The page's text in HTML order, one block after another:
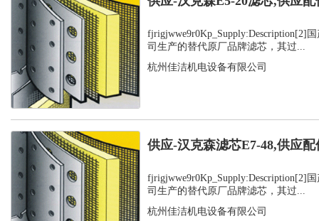
fjrigjwwe9r0Kp_Supply:Description[2]
司生产的替代原厂品牌滤芯，其过...
杭州佳洁机电设备有限公司
供应-汉克森滤芯E7-48,供应配
fjrigjwwe9r0Kp_Supply:Description[2]
司生产的替代原厂品牌滤芯，其过...
杭州佳洁机电设备有限公司